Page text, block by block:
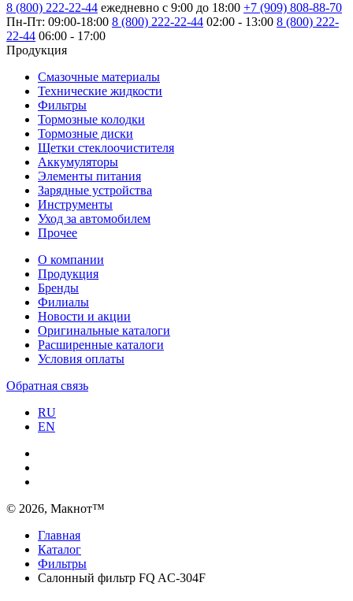
8 (800) 222-22-44 ежедневно с 9:00 до 18:00 +7 (909) 808-88-70
Пн-Пт: 09:00-18:00 8 (800) 222-22-44 02:00 - 13:00 8 (800) 222-
22-44 06:00 - 17:00
Продукция
Смазочные материалы
Технические жидкости
Фильтры
Тормозные колодки
Тормозные диски
Щетки стеклоочистителя
Аккумуляторы
Элементы питания
Зарядные устройства
Инструменты
Уход за автомобилем
Прочее
О компании
Продукция
Бренды
Филиалы
Новости и акции
Оригинальные каталоги
Расширенные каталоги
Условия оплаты
Обратная связь
RU
EN
© 2026, Макнот™
Главная
Каталог
Фильтры
Салонный фильтр FQ AC-304F